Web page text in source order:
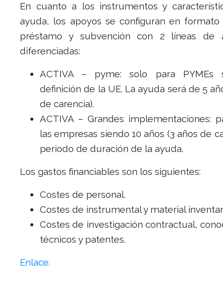
En cuanto a los instrumentos y
ayuda, los apoyos se configuran en
préstamo y subvención con 2 líneas de
diferenciadas:
ACTIVA – pyme: solo para PYMEs
definición de la UE. La ayuda será de 5
de carencia).
ACTIVA – Grandes implementaciones:
las empresas siendo 10 años (3 años de
periodo de duración de la ayuda.
Los gastos financiables son los siguientes:
Costes de personal.
Costes de instrumental y material
Costes de investigación contractual,
técnicos y patentes.
Enlace.